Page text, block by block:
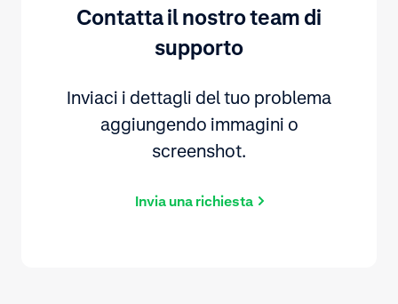
Contatta il nostro team di
supporto
Inviaci i dettagli del tuo problema
aggiungendo immagini o
screenshot.
Invia una richiesta